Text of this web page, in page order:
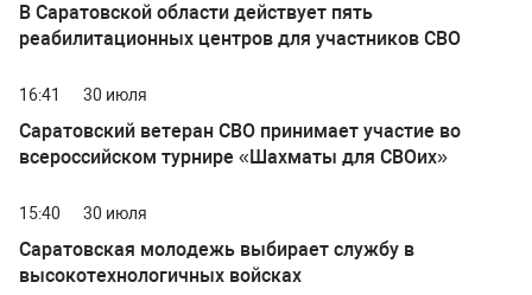
В Саратовской области действует пять
реабилитационных центров для участников СВО
16:41 30 июля
Саратовский ветеран СВО принимает участие во
всероссийском турнире «Шахматы для СВОих»
15:40 30 июля
Саратовская молодежь выбирает службу в
высокотехнологичных войсках